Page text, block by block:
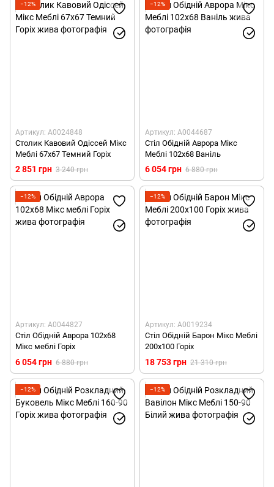
−12%
Артикул: А0024848
Столик Кавовий Одіссей Мікс
Меблі 67х67 Темний Горіх
2 851 грн 3 240 грн
−12%
Артикул: А0044687
Стіл Обідній Аврора Мікс
Меблі 102х68 Ваніль
6 054 грн 6 880 грн
−12%
Артикул: А0044827
Стіл Обідній Аврора 102х68
Мікс меблі Горіх
6 054 грн 6 880 грн
−12%
Артикул: А0019234
Стіл Обідній Барон Мікс Меблі
200х100 Горіх
18 753 грн 21 310 грн
−12% −12%